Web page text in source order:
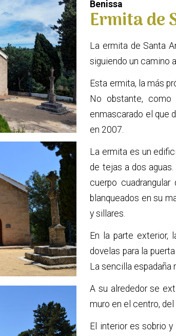
Benissa
Ermita de
La ermita de Santa
siguiendo un camino
Esta ermita, la más
No obstante, como
enmascarado el que
en 2007.
La ermita es un
de tejas a dos
cuerpo
blanqueados en su
y sillares.
En la parte exterior,
dovelas para la
La sencilla espadaña
A su alrededor se
muro en el centro, del
El interior es sobrio